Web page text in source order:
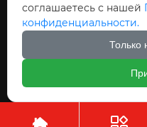
Авторское
Кухонные
соглашаетесь с нашей
конфиденциальности.
Только